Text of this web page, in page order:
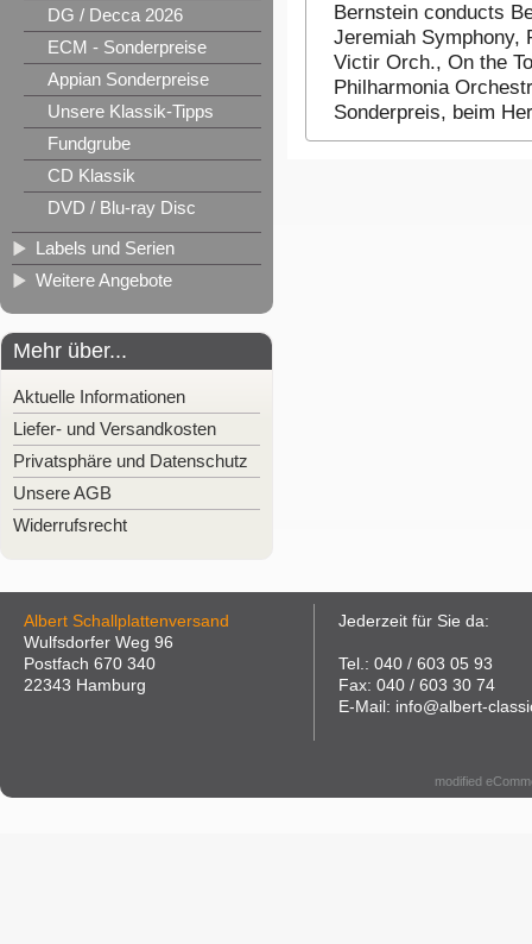
DG / Decca 2026
ECM - Sonderpreise
Appian Sonderpreise
Unsere Klassik-Tipps
Fundgrube
CD Klassik
DVD / Blu-ray Disc
Labels und Serien
Weitere Angebote
Mehr über...
Aktuelle Informationen
Liefer- und Versandkosten
Privatsphäre und Datenschutz
Unsere AGB
Widerrufsrecht
Bernstein conducts
Jeremiah Symphony,
Victir Orch., On the
Philharmonia
Sonderpreis, beim
Albert Schallplattenversand
Wulfsdorfer Weg 96
Postfach 670 340
22343 Hamburg
Jederzeit für Sie da:
Tel.: 040 / 603 05 93
Fax: 040 / 603 30 74
E-Mail: info@albert-
modified